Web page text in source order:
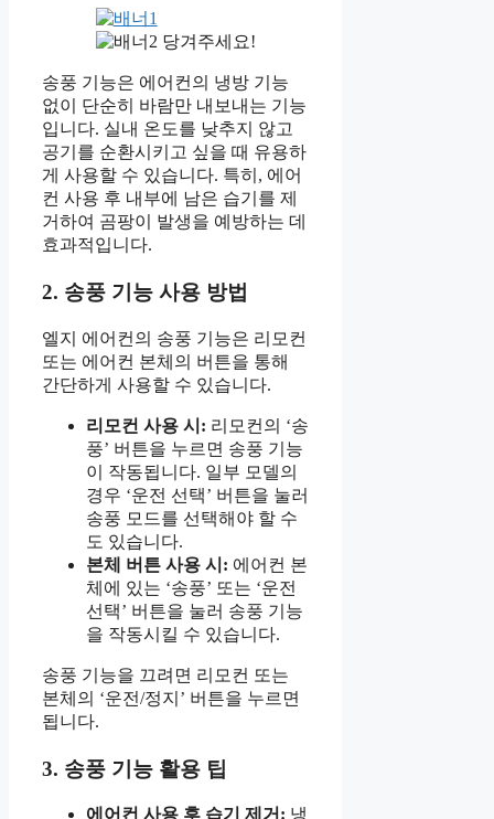
당겨주세요!
송풍 기능은 에어컨의 냉방 기능
없이 단순히 바람만 내보내는 기능
입니다. 실내 온도를 낮추지 않고
공기를 순환시키고 싶을 때 유용하
게 사용할 수 있습니다. 특히, 에어
컨 사용 후 내부에 남은 습기를 제
거하여 곰팡이 발생을 예방하는 데
효과적입니다.
2. 송풍 기능 사용 방법
엘지 에어컨의 송풍 기능은 리모컨
또는 에어컨 본체의 버튼을 통해
간단하게 사용할 수 있습니다.
리모컨 사용 시: 리모컨의 ‘송
풍’ 버튼을 누르면 송풍 기능
이 작동됩니다. 일부 모델의
경우 ‘운전 선택’ 버튼을 눌러
송풍 모드를 선택해야 할 수
도 있습니다.
본체 버튼 사용 시: 에어컨 본
체에 있는 ‘송풍’ 또는 ‘운전
선택’ 버튼을 눌러 송풍 기능
을 작동시킬 수 있습니다.
송풍 기능을 끄려면 리모컨 또는
본체의 ‘운전/정지’ 버튼을 누르면
됩니다.
3. 송풍 기능 활용 팁
에어컨 사용 후 습기 제거: 냉